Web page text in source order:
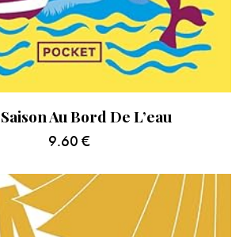
Au Bord De L’eau
9.60 €